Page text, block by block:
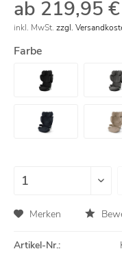
ab 219,95
inkl. MwSt. zzgl.
Farbe
Merken
Artikel-Nr.: